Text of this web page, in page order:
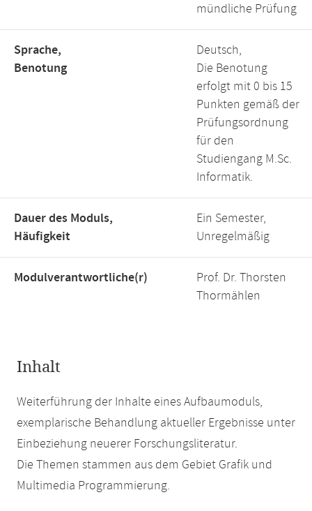
mündliche Prüfung
Sprache,
Benotung
Deutsch,
Die Benotung
erfolgt mit 0 bis 15
Punkten gemäß der
Prüfungsordnung
für den
Studiengang M.Sc.
Informatik.
Dauer des Moduls,
Häufigkeit
Ein Semester,
Unregelmäßig
Modulverantwortliche(r)
Prof. Dr. Thorsten
Thormählen
Inhalt
Weiterführung der Inhalte eines Aufbaumoduls,
exemplarische Behandlung aktueller Ergebnisse unter
Einbeziehung neuerer Forschungsliteratur.
Die Themen stammen aus dem Gebiet Grafik und
Multimedia Programmierung.